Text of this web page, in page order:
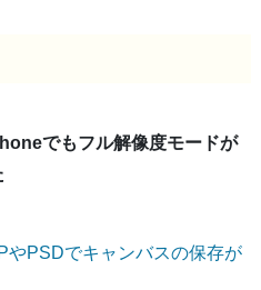
でもフル解像度モードが
やPSDでキャンバスの保存が